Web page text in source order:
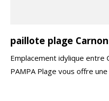
paillote plage
Emplacement idylique entre
PAMPA Plage vous offre